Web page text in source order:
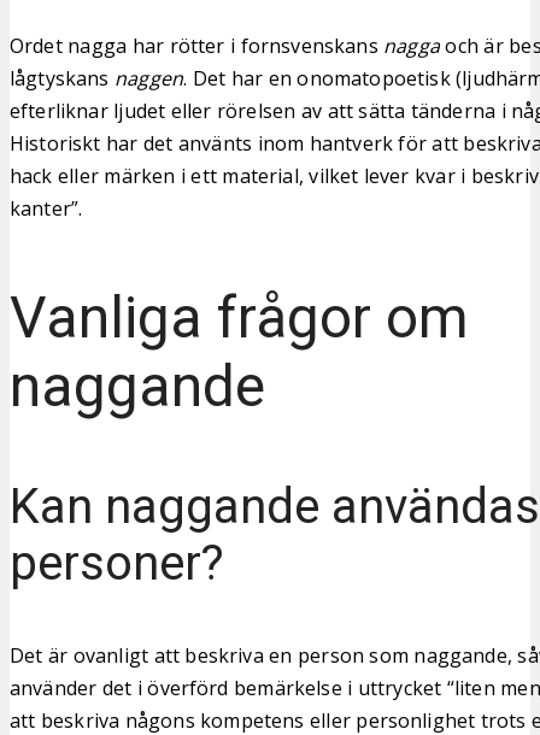
Ordet nagga har rötter i fornsvenskans naggaoch är
lågtyskans naggen. Det har en onomatopoetisk
efterliknar ljudet eller rörelsen av att sätta tänderna i
Historiskt har det använts inom hantverk för att
hack eller märken i ett material, vilket lever kvar i
kanter”.
Vanliga frågor om
naggande
Kan naggande
personer?
Det är ovanligt att beskriva en person som naggande,
använder det i överförd bemärkelse i uttrycket “liten
att beskriva någons kompetens eller personlighet trots